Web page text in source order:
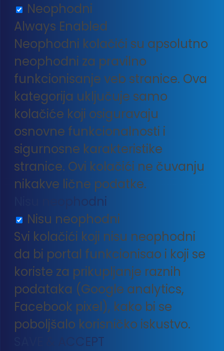
Neophodni
Always Enabled
Neophodni kolačići su apsolutno
neophodni za pravilno
funkcionisanje veb stranice. Ova
kategorija uključuje samo
kolačiće koji osiguravaju
osnovne funkcionalnosti i
sigurnosne karakteristike
stranice. Ovi kolačići ne čuvanju
nikakve lične podatke.
Nisu neophodni
Nisu neophodni
Svi kolačići koji nisu neophodni
da bi portal funkcionisao i koji se
koriste za prikupljanje raznih
podataka (Google analytics,
Facebook pixel), kako bi se
poboljšalo korisničko iskustvo.
SAVE & ACCEPT